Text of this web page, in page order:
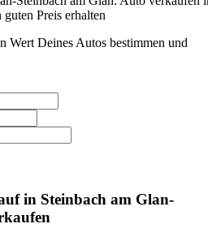
Preis erhalten
Wert Deines Autos bestimmen und
in Steinbach am Glan-